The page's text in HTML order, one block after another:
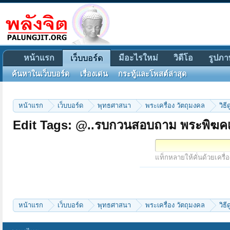
หน้าแรก เว็บบอร์ด พุทธศาสนา พระเครื่อง วัตถุมงคล วิธี
Edit Tags: @..รบกวนสอบถาม พระพิฆ
แท็กหลายให้คั่นด้วยเครื่
หน้าแรก เว็บบอร์ด พุทธศาสนา พระเครื่อง วัตถุมงคล วิธี
หน้าแรก เว็บบอร์ด
ค้นหาในเว็บบอร์ด เรื่องเด่น กระทู้และโพสต์ล่าสุด
มีอะไรใหม่ วิดีโอ รูปภ